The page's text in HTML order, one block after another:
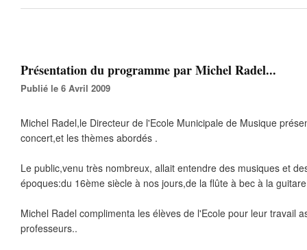
Présentation du programme par Michel Radel...
Publié le 6 Avril 2009
Michel Radel,le Directeur de l'Ecole Municipale de Musique
concert,et les thèmes abordés .
Le public,venu très nombreux, allait entendre des musiques et
époques:du 16ème siècle à nos jours,de la flûte à bec à la
Michel Radel complimenta les élèves de l'Ecole pour leur travail
professeurs..